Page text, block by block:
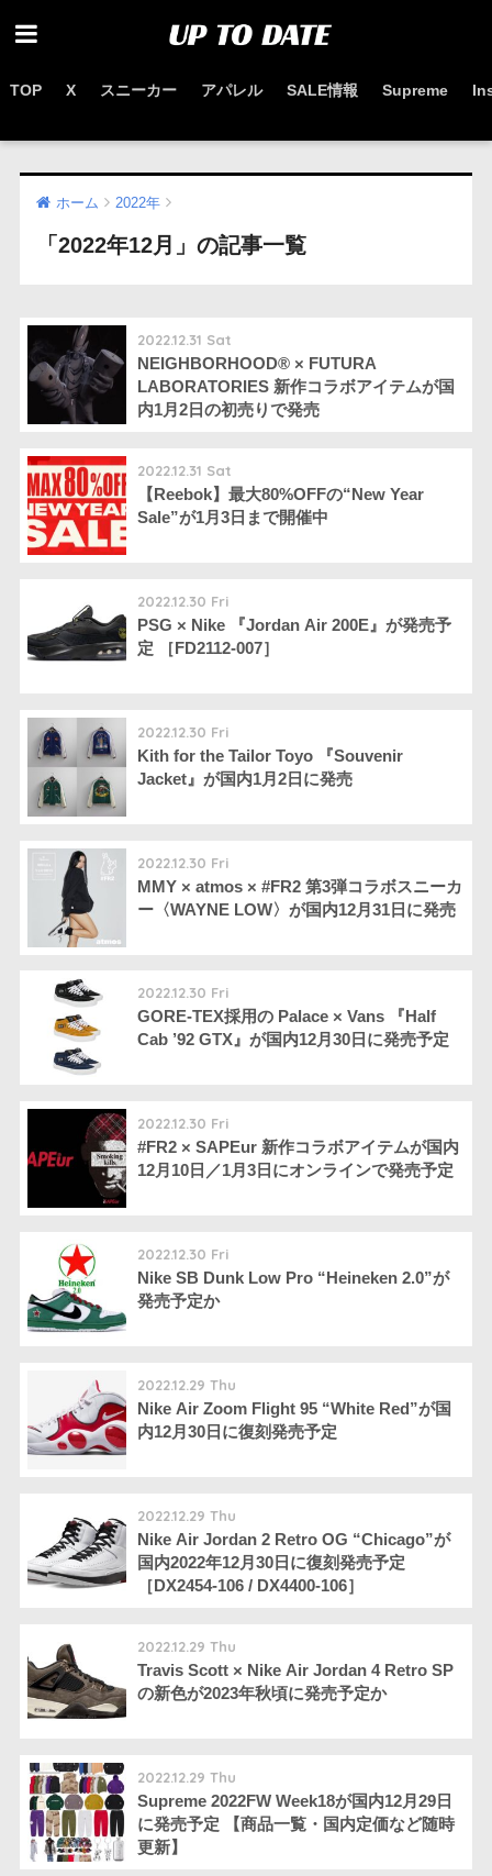
TOP X スニーカー アパレル SALE情報 Supreme
ホーム 2022年
「2022年12月」の記事一覧
2022.12.31 Sat
NEIGHBORHOOD®︎ × FUTURA
LABORATORIES 新作コラボアイテムが国
内1月2日の初売りで発売
2022.12.31 Sat
【Reebok】最大80%OFFの“New Year
Sale”が1月3日まで開催中
2022.12.30 Fri
PSG × Nike 『Jordan Air 200E』が発売予
定 ［FD2112-007］
2022.12.30 Fri
Kith for the Tailor Toyo 『Souvenir
Jacket』が国内1月2日に発売
2022.12.30 Fri
MMY × atmos × #FR2 第3弾コラボスニーカ
ー〈WAYNE LOW〉が国内12月31日に発売
2022.12.30 Fri
GORE-TEX採用の Palace × Vans 『Half
Cab ’92 GTX』が国内12月30日に発売予定
2022.12.30 Fri
#FR2 × SAPEur 新作コラボアイテムが国内
12月10日／1月3日にオンラインで発売予定
2022.12.30 Fri
Nike SB Dunk Low Pro “Heineken 2.0”が
発売予定か
2022.12.29 Thu
Nike Air Zoom Flight 95 “White Red”が国
内12月30日に復刻発売予定
2022.12.29 Thu
Nike Air Jordan 2 Retro OG “Chicago”が
国内2022年12月30日に復刻発売予定
［DX2454-106 / DX4400-106］
2022.12.29 Thu
Travis Scott × Nike Air Jordan 4 Retro SP
の新色が2023年秋頃に発売予定か
2022.12.29 Thu
Supreme 2022FW Week18が国内12月29日
に発売予定 【商品一覧・国内定価など随時
更新】